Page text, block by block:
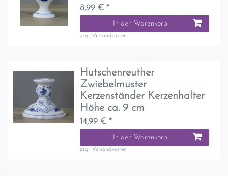
8,99 € *
In den Warenkorb
zzgl. Versandkosten
Hutschenreuther
Zwiebelmuster
Kerzenständer Kerzenhalter
Höhe ca. 9 cm
14,99 € *
In den Warenkorb
zzgl. Versandkosten